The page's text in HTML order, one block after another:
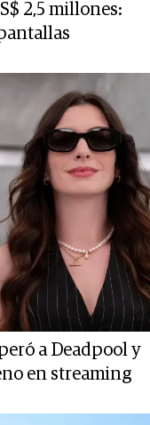
2,5 millones:
a Deadpool y
en streaming